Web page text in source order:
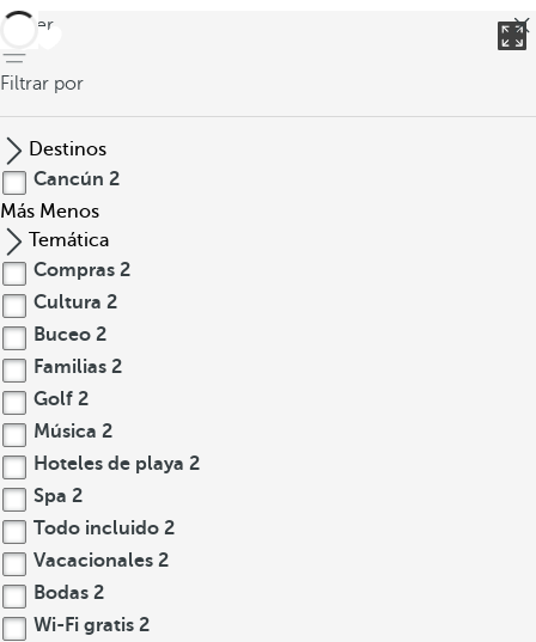
volver
Filtrar por
Destinos
Cancún 2
Más Menos
Temática
Compras 2
Cultura 2
Buceo 2
Familias 2
Golf 2
Música 2
Hoteles de playa 2
Spa 2
Todo incluido 2
Vacacionales 2
Bodas 2
Wi-Fi gratis 2